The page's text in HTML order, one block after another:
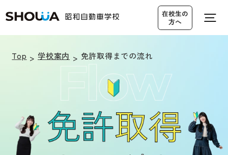
アクセス 営業カレンダー
仮入校申し込み
在校生の
方へ
Top 学校案内 免許取得までの流れ